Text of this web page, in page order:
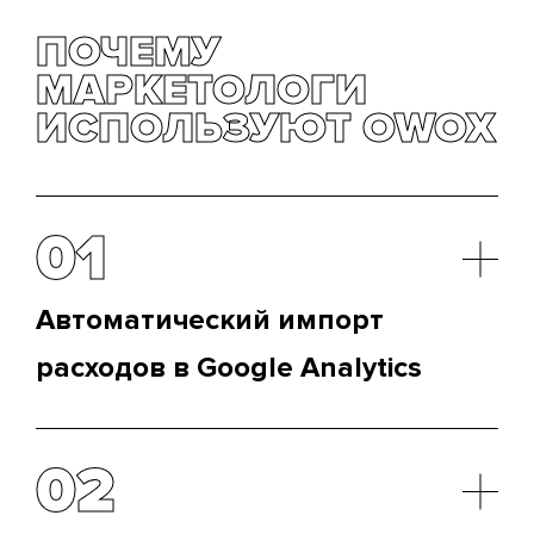
ПОЧЕМУ
МАРКЕТОЛОГИ
ИСПОЛЬЗУЮТ OWOX
01
Автоматический импорт
расходов в Google Analytics
Pipeline освобождает маркетологов от
системы аналитики вручную. Им нужно будет
всего один раз создать поток, чтобы получать
02